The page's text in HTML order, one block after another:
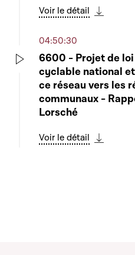
Voir le détail
04:50:30
6600 - Projet de
cyclable national
ce réseau vers les
communaux -
Lorsché
Voir le détail